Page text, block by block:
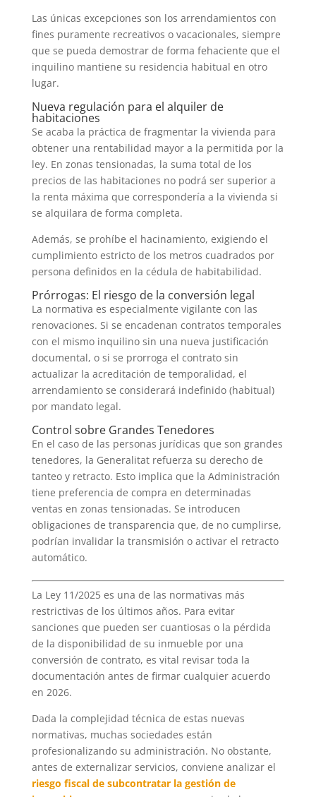
Las únicas excepciones son los arrendamientos con
fines puramente recreativos o vacacionales, siempre
que se pueda demostrar de forma fehaciente que el
inquilino mantiene su residencia habitual en otro
lugar.
Nueva regulación para el alquiler de
habitaciones
Se acaba la práctica de fragmentar la vivienda para
obtener una rentabilidad mayor a la permitida por la
ley. En zonas tensionadas, la suma total de los
precios de las habitaciones no podrá ser superior a
la renta máxima que correspondería a la vivienda si
se alquilara de forma completa.
Además, se prohíbe el hacinamiento, exigiendo el
cumplimiento estricto de los metros cuadrados por
persona definidos en la cédula de habitabilidad.
Prórrogas: El riesgo de la conversión legal
La normativa es especialmente vigilante con las
renovaciones. Si se encadenan contratos temporales
con el mismo inquilino sin una nueva justificación
documental, o si se prorroga el contrato sin
actualizar la acreditación de temporalidad, el
arrendamiento se considerará indefinido (habitual)
por mandato legal.
Control sobre Grandes Tenedores
En el caso de las personas jurídicas que son grandes
tenedores, la Generalitat refuerza su derecho de
tanteo y retracto. Esto implica que la Administración
tiene preferencia de compra en determinadas
ventas en zonas tensionadas. Se introducen
obligaciones de transparencia que, de no cumplirse,
podrían invalidar la transmisión o activar el retracto
automático.
La Ley 11/2025 es una de las normativas más
restrictivas de los últimos años. Para evitar
sanciones que pueden ser cuantiosas o la pérdida
de la disponibilidad de su inmueble por una
conversión de contrato, es vital revisar toda la
documentación antes de firmar cualquier acuerdo
en 2026.
Dada la complejidad técnica de estas nuevas
normativas, muchas sociedades están
profesionalizando su administración. No obstante,
antes de externalizar servicios, conviene analizar el
riesgo fiscal de subcontratar la gestión de